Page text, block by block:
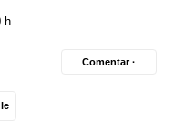
h.
Comentar ·